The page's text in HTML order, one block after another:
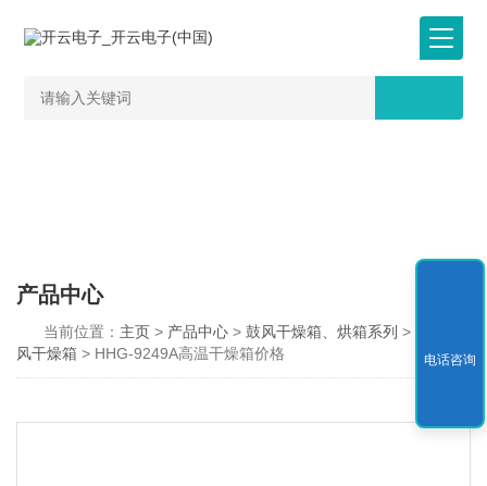
产品中心
当前位置： 主页> 产品中心 >鼓风干燥箱、烘箱系列 >
风干燥箱 > HHG-9249A高温干燥箱价格 电话咨询